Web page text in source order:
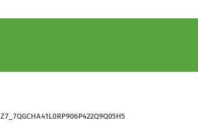
Z7_7QGCHA41L0RP906P422Q9Q05H5